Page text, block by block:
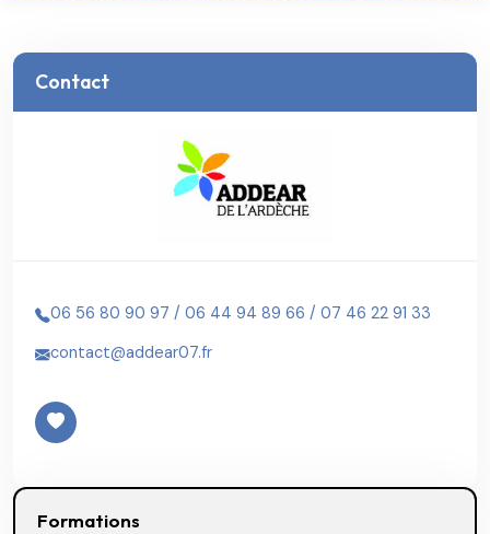
Contact
06 56 80 90 97 / 06 44 94 89 66 / 07 46 22 91 33
contact@addear07.fr
Formations